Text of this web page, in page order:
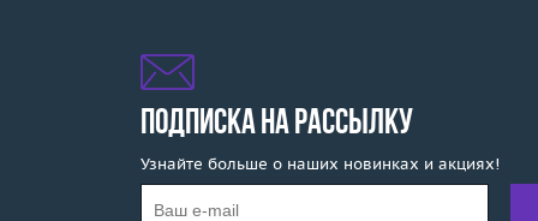
Бесплатная доставка
Покупка и оплата
ПОДПИСКА НА РАССЫЛКУ
Узнайте больше о наших новинках и акциях!